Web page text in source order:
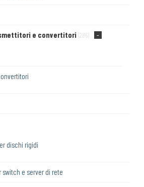
e convertitori (286)
dischi rigidi
e server di rete